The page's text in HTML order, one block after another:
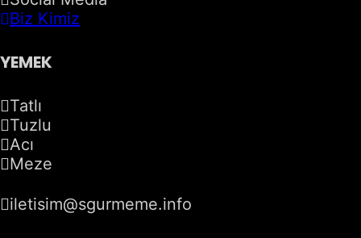
Biz Kimiz
YEMEK
Tatlı
Tuzlu
Acı
Meze
iletisim@sgurmeme.info